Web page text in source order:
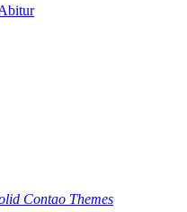
Contao Themes